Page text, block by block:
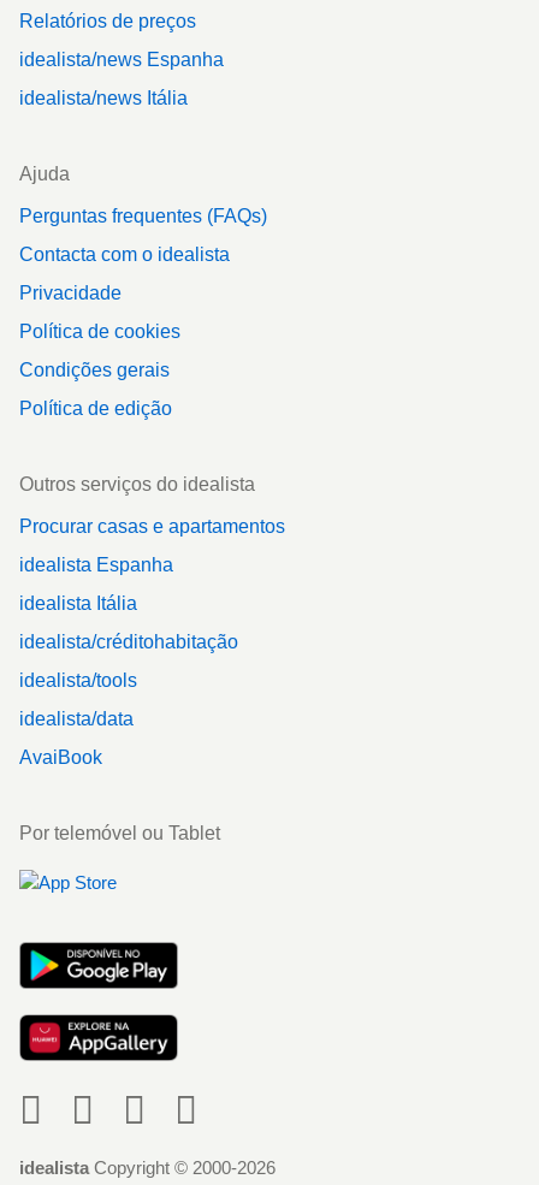
Relatórios de preços
idealista/news Espanha
idealista/news Itália
Ajuda
Perguntas frequentes (FAQs)
Contacta com o idealista
Privacidade
Política de cookies
Condições gerais
Política de edição
Outros serviços do idealista
Procurar casas e apartamentos
idealista Espanha
idealista Itália
idealista/créditohabitação
idealista/tools
idealista/data
AvaiBook
Por telemóvel ou Tablet
idealista Copyright © 2000-2026